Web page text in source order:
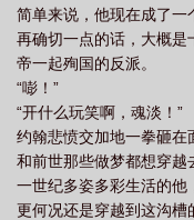
简单来说，他现在成了一
再确切一点的话，大概是
帝一起殉国的反派。
“嘭！”
“开什么玩笑啊，魂淡！”
约翰悲愤交加地一拳砸在
和前世那些做梦都想穿
一世纪多姿多彩生活的他
更何况还是穿越到这沟槽